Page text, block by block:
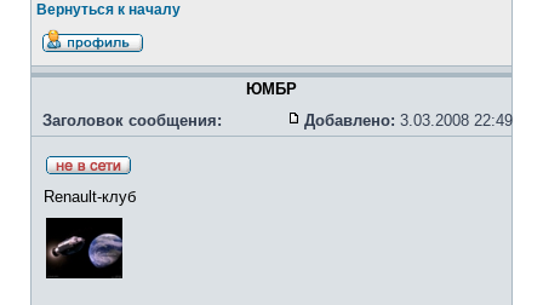
Вернуться к началу
ЮМБР
Заголовок сообщения:
Добавлено: 3.03.2008 22:49
Renault-клуб